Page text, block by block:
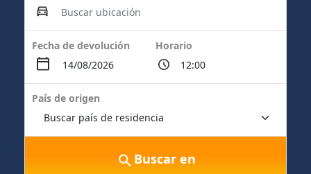
Fecha de devolución Horario
País de origen
Buscar en